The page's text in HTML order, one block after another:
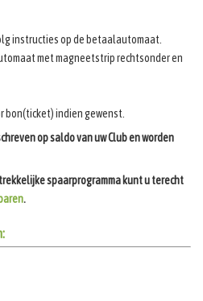
instructies op de betaalautomaat.
met magneetstrip rechtsonder en
bon(ticket) indien gewenst.
op saldo van uw Cluben worden
spaarprogramma kunt u terecht
.